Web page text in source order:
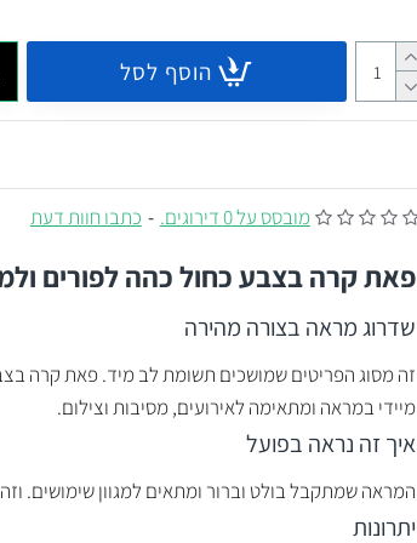
מובסס על 0 דירוגים. - כתבו חוות דעת
הוסף לסל
פאת קרה בצבע כחול כהה לפורים
שדרוג מראה בצורה מהירה
זה מסוג הפריטים שמושכים תשומת לב מיד. פאת קרה
מיידי במראה ומתאימה לאירועים, מסיבות וצילום.
איך זה נראה בפועל
המראה שמתקבל בולט וברור ומתאים למגוון שימושים. וזה
יתרונות